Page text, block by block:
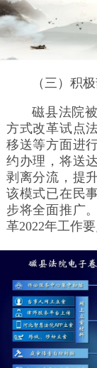
（三）积
磁县法院
方式改革试点
移送等方面进
约办理，将送
剥离分流，提
该模式已在民
步将全面推广
革2022年工作要